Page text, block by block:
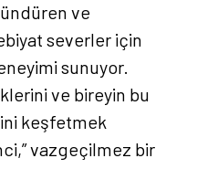
ve
severler için
sunuyor.
ve bireyin bu
keşfetmek
vazgeçilmez bir